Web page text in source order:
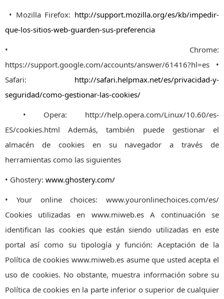
• Mozilla Firefox: http://support.mozilla.org/es/kb/impedir-
que-los-sitios-web-guarden-sus-preferencia
• Chrome:
https://support.google.com/accounts/answer/61416?hl=es •
Safari: http://safari.helpmax.net/es/privacidad-y-
seguridad/como-gestionar-las-cookies/
• Opera: http://help.opera.com/Linux/10.60/es-
ES/cookies.html Además, también puede gestionar el
almacén de cookies en su navegador a través de
herramientas como las siguientes
• Ghostery: www.ghostery.com/
• Your online choices: www.youronlinechoices.com/es/
Cookies utilizadas en www.miweb.es A continuación se
identifican las cookies que están siendo utilizadas en este
portal así como su tipología y función: Aceptación de la
Política de cookies www.miweb.es asume que usted acepta el
uso de cookies. No obstante, muestra información sobre su
Política de cookies en la parte inferior o superior de cualquier